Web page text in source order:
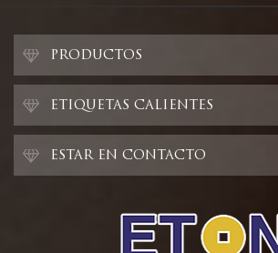
PRODUCTOS
ETIQUETAS CALIENTES
ESTAR EN CONTACTO